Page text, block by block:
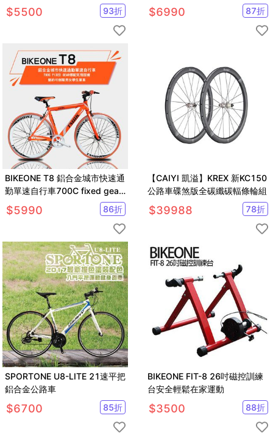
SHIMANO 雙煞車設計
$5500 93折
速碟剎避震可鎖定登山車
$6990 87折
BIKEONE T8 鋁合金城市快速通
勤單速自行車700C fixed gear
標配死飛固齒可倒騎
$5990 86折
【CAIYI 凱溢】KREX 新KC150
公路車碟煞版全碳纖碳輻條輪組
$39988 78折
SPORTONE U8-LITE 21速平把
鋁合金公路車
$6700 85折
BIKEONE FIT-8 26吋磁控訓練
台安全輕鬆在家運動
$3500 88折